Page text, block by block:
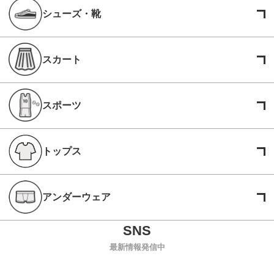
シューズ・靴
スカート
スポーツ
トップス
アンダーウェア
最新情報発信中